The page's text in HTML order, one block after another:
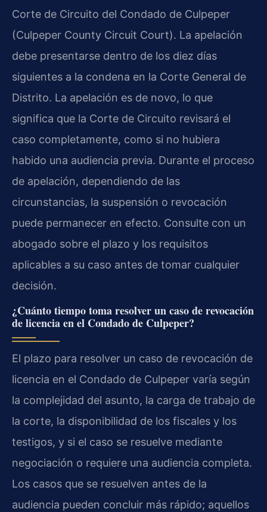
Corte de Circuito del Condado de Culpeper
(Culpeper County Circuit Court). La apelación
debe presentarse dentro de los diez días
siguientes a la condena en la Corte General de
Distrito. La apelación es de novo, lo que
significa que la Corte de Circuito revisará el
caso completamente, como si no hubiera
habido una audiencia previa. Durante el proceso
de apelación, dependiendo de las
circunstancias, la suspensión o revocación
puede permanecer en efecto. Consulte con un
abogado sobre el plazo y los requisitos
aplicables a su caso antes de tomar cualquier
decisión.
¿Cuánto tiempo toma resolver un caso de revocación
de licencia en el Condado de Culpeper?
El plazo para resolver un caso de revocación de
licencia en el Condado de Culpeper varía según
la complejidad del asunto, la carga de trabajo de
la corte, la disponibilidad de los fiscales y los
testigos, y si el caso se resuelve mediante
negociación o requiere una audiencia completa.
Los casos que se resuelven antes de la
audiencia pueden concluir más rápido; aquellos